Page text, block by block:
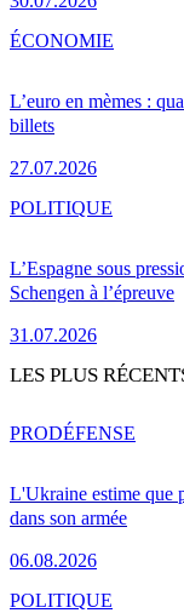
L’euro en mèmes :
billets
27.07.2026
ÉCONOMIE
L’Espagne sous
Schengen à l’épreuve
31.07.2026
POLITIQUE
LES PLUS
L'Ukraine estime que
dans son armée
06.08.2026
PRODÉFENSE
POLITIQUE